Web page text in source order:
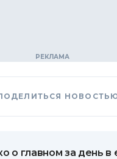
о главном за день в